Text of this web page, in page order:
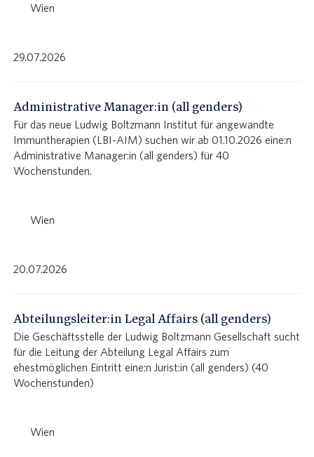
Wien
29.07.2026
Administrative Manager:in (all genders)
Für das neue Ludwig Boltzmann Institut für angewandte
Immuntherapien (LBI-AIM) suchen wir ab 01.10.2026 eine:n
Administrative Manager:in (all genders) für 40
Wochenstunden.
Wien
20.07.2026
Abteilungsleiter:in Legal Affairs (all genders)
Die Geschäftsstelle der Ludwig Boltzmann Gesellschaft sucht
für die Leitung der Abteilung Legal Affairs zum
ehestmöglichen Eintritt eine:n Jurist:in (all genders) (40
Wochenstunden)
Wien